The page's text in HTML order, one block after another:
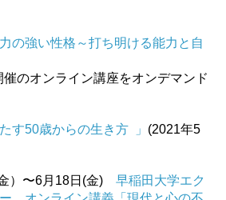
の強い性格～打ち明ける能力と自
催のオンライン講座をオンデマンド
たす50歳からの生き方 」 (2021年5
）〜6月18日(金) 早稲田大学エク